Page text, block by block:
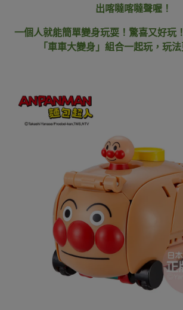
出喀噠喀噠聲喔！
一個人就能簡單變身玩耍！驚喜又好玩
「車車大變身」組合一起玩，玩法